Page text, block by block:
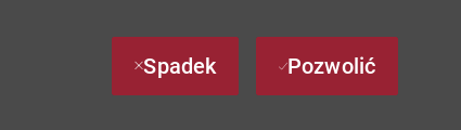
Spadek Pozwolić